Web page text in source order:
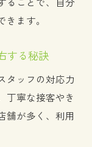
家事をサポ
実現する方
びのポイン
ます。
する秘訣
タッフの対応力
丁寧な接客やき
舗が多く、利用